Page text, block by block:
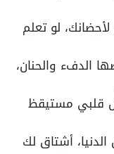
لو تعلم
الدفء والحنان،
قلبي مستيقظ
أشتاق لك